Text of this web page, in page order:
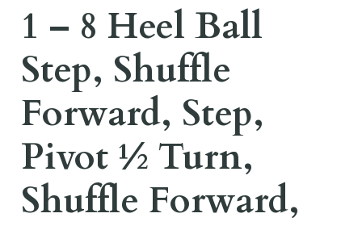
1 – 8 Heel Ball
Step, Shuffle
Forward, Step,
Pivot ½ Turn,
Shuffle Forward,